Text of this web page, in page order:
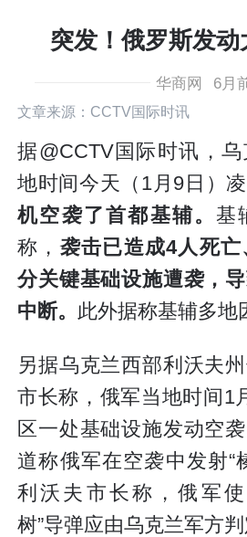
突发！俄罗斯发
华商网 6月
文章来源：CCTV国际时讯
据@CCTV国际时讯，
地时间今天（1月9日）
机空袭了首都基辅。 基
称，袭击已造成4人死
分关键基础设施遭袭，
中断。 此外据称基辅多地
另据乌克兰西部利沃夫
市长称，俄军当地时间1
区一处基础设施发动空
道称俄军在空袭中发射“
利沃夫市长称，俄军
树”导弹应由乌克兰军方判